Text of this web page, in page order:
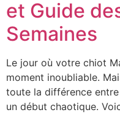
et Guide
Semaines
Le jour où votre chiot
moment inoubliable.
toute la différence
un début chaotique.